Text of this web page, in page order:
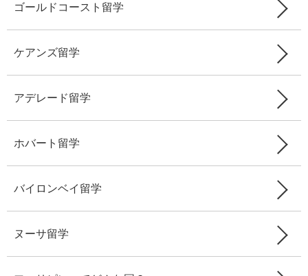
ゴールドコースト留学
ケアンズ留学
アデレード留学
ホバート留学
バイロンベイ留学
ヌーサ留学